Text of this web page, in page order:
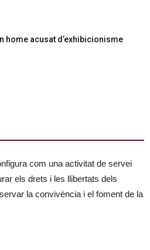
home acusat d’exhibicionisme
com una activitat de servei
els drets i les llibertats dels
la convivència i el foment de la